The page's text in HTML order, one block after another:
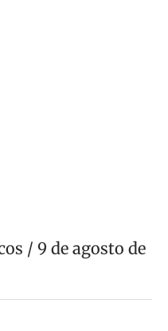
/ 9 de agosto de